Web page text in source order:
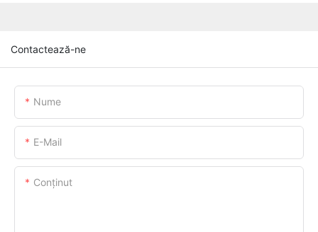
Contactează-ne
Nume
E-Mail
Conţinut